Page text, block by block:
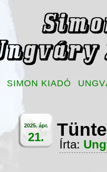
SIMON KIADÓ
2025. ápr.
21.
Írta: